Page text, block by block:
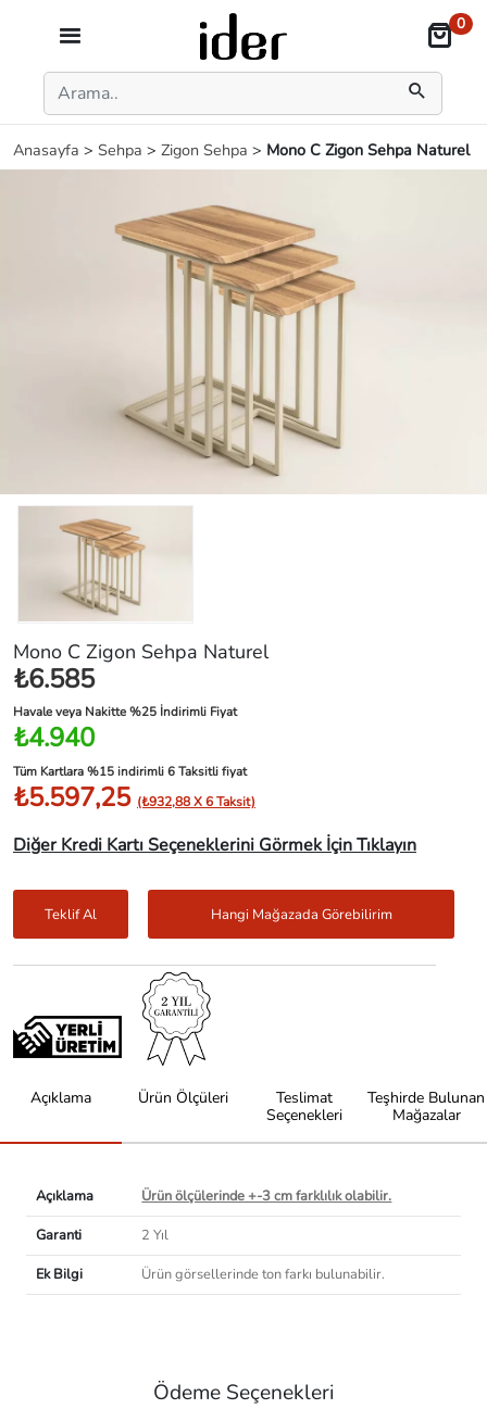
0
Anasayfa > Sehpa > Zigon Sehpa > Mono C Zigon Sehpa Naturel
Mono C Zigon Sehpa Naturel
₺6.585
Havale veya Nakitte %25 İndirimli Fiyat
₺4.940
Tüm Kartlara %15 indirimli 6 Taksitli fiyat
₺5.597,25 (₺932,88 X 6 Taksit)
Diğer Kredi Kartı Seçeneklerini Görmek İçin Tıklayın
Teklif Al Hangi Mağazada Görebilirim
Açıklama Ürün Ölçüleri
Teslimat
Seçenekleri
Teşhirde Bulunan
Mağazalar
Açıklama
Ürün ölçülerinde +-3 cm farklılık olabilir.
Garanti
2 Yıl
Ek Bilgi
Ürün görsellerinde ton farkı bulunabilir.
Ödeme Seçenekleri